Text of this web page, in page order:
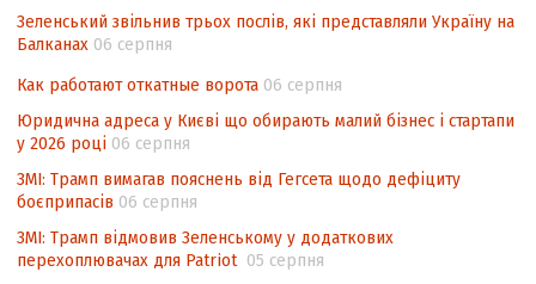
Аналіз виборчого законодавства щодо
невизначеності механізму повторного
Інформаційна безпека суспільства
Зеленський звільнив трьох послів, які представляли Україну на
Балканах 06 серпня
Как работают откатные ворота 06 серпня
Юридична адреса у Києві що обирають малий бізнес і стартапи
у 2026 році 06 серпня
ЗМІ: Трамп вимагав пояснень від Гегсета щодо дефіциту
боєприпасів 06 серпня
ЗМІ: Трамп відмовив Зеленському у додаткових
перехоплювачах для Patriot 05 серпня